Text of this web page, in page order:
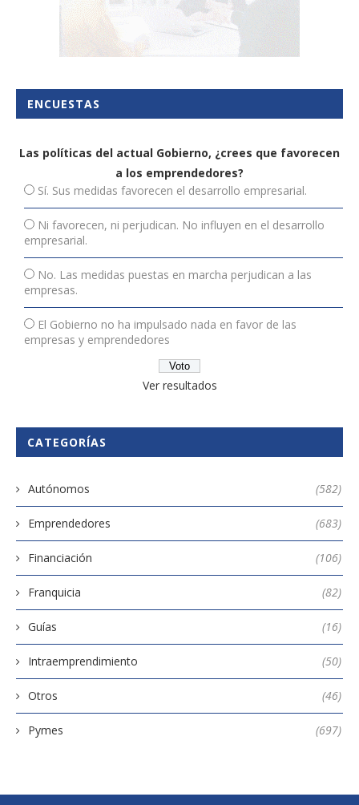
ENCUESTAS
Las políticas del actual Gobierno, ¿crees que favorecen
a los emprendedores?
Sí. Sus medidas favorecen el desarrollo empresarial.
Ni favorecen, ni perjudican. No influyen en el desarrollo
empresarial.
No. Las medidas puestas en marcha perjudican a las
empresas.
El Gobierno no ha impulsado nada en favor de las
empresas y emprendedores
Ver resultados
CATEGORÍAS
Autónomos (582)
Emprendedores (683)
Financiación (106)
Franquicia (82)
Guías (16)
Intraemprendimiento (50)
Otros (46)
Pymes (697)